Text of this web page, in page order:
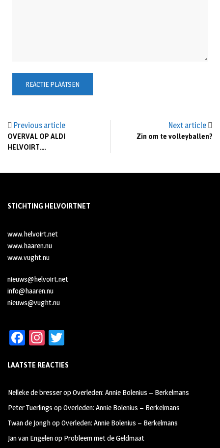
Previous article
OVERVAL OP ALDI
HELVOIRT….
Next article
Zin om te volleyballen?
STICHTING HELVOIRTNET
www.helvoirt.net
www.haaren.nu
www.vught.nu
nieuws@helvoirt.net
info@haaren.nu
nieuws@vught.nu
Fa
b
oo
k
In
ag
m
tt
LAATSTE REACTIES
Nelleke de bresseropOverleden: Annie Bolenius – Berkelmans
Peter Tuerlings opOverleden: Annie Bolenius – Berkelmans
Twan de JonghopOverleden: Annie Bolenius – Berkelmans
Jan van Engelenop Probleem met de Geldmaat